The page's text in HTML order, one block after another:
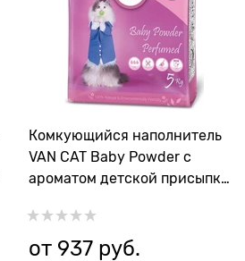
Комкующийся наполнитель
VAN CAT Baby Powder с
ароматом детской присыпки
от 937 руб.